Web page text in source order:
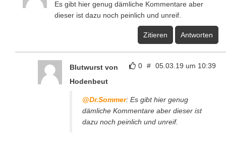
Es gibt hier genug dämliche Kommentare aber
dieser ist dazu noch peinlich und unreif.
Zitieren Antworten
0 # 05.03.19 um 10:39
Blutwurst von
Hodenbeut
@Dr.Sommer: Es gibt hier genug
dämliche Kommentare aber dieser ist
dazu noch peinlich und unreif.